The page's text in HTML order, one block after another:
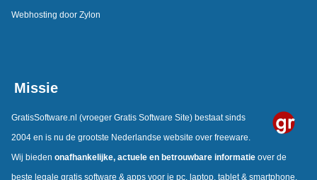
Webhosting door Zylon
Missie
GratisSoftware.nl (vroeger Gratis Software Site) bestaat sinds
2004 en is nu de grootste Nederlandse website over freeware.
Wij bieden onafhankelijke, actuele en betrouwbare informatieover de
beste legale gratis software & apps voor je pc, laptop, tablet & smartphone.